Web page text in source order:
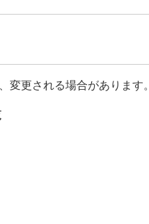
変更される場合があります。